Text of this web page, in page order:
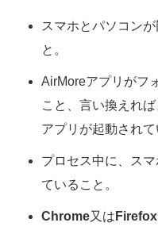
スマホとパソコン
と。
AirMoreアプリがフ
こと、言い換えれ
アプリが起動されて
プロセス中に、ス
ていること。
Chrome又は Firefox